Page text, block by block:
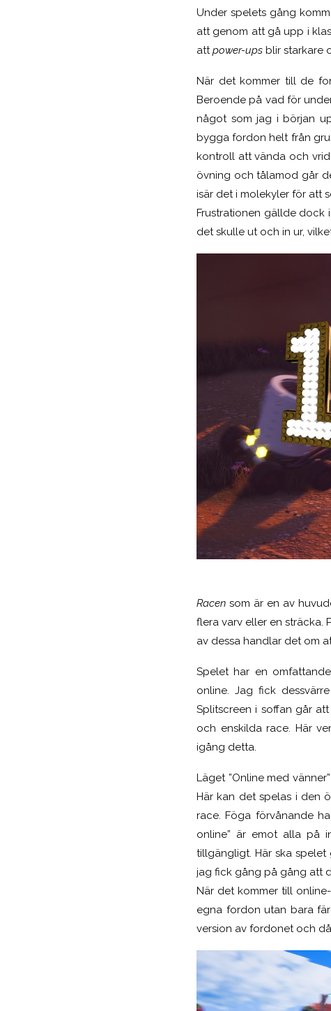
Under spelets gång
att genom att gå upp i
attpower-ups blir starkare
När det kommer till de
Beroende på vad för
något som jag i början
bygga fordon helt från
kontroll att vända och
övning och tålamod går
isär det i molekyler för att
Frustrationen gällde dock
det skulle ut och in ur,
Racen som är en av
flera varv eller en sträcka.
av dessa handlar det om
Spelet har en
online. Jag fick
Splitscreen i soffan går
och enskilda race. Här
igång detta.
Läget ”Online med
Här kan det spelas i den
race. Föga förvånande
online” är emot alla på
tillgängligt. Här ska
jag fick gång på gång att
När det kommer till
egna fordon utan bara
version av fordonet och